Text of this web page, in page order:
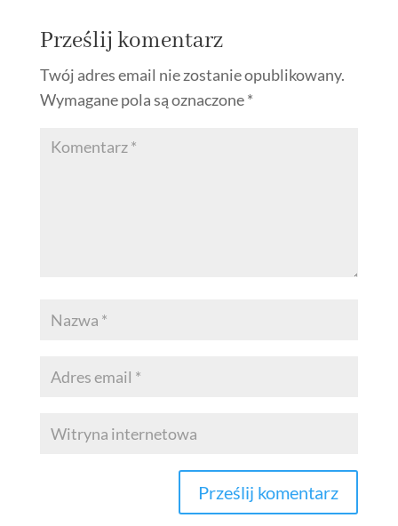
Prześlij komentarz
Twój adres email nie zostanie opublikowany.
Wymagane pola są oznaczone*